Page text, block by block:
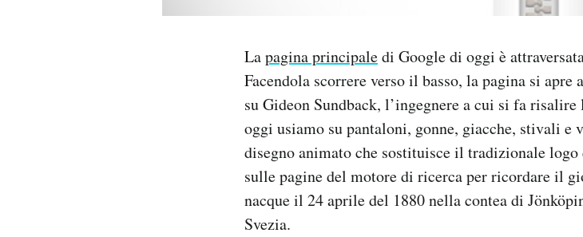
Lapagina principaledi Google di oggi è
Facendola scorrere verso il basso, la pagina si
su Gideon Sundback, l’ingegnere a cui si fa
oggi usiamo su pantaloni, gonne, giacche, stivali
disegno animato che sostituisce il tradizionale
sulle pagine del motore di ricerca per ricordare il
nacque il 24 aprile del 1880 nella contea di
Svezia.